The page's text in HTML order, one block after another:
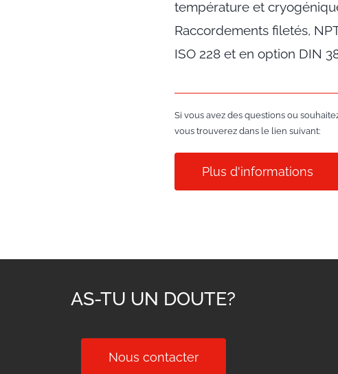
température et
Raccordements filetés,
ISO 228 et en option DIN
Si vous avez des questions ou
vous trouverez dans le lien suivant:
Plus d'informations
AS-TU UN DOUTE?
Nous contacter